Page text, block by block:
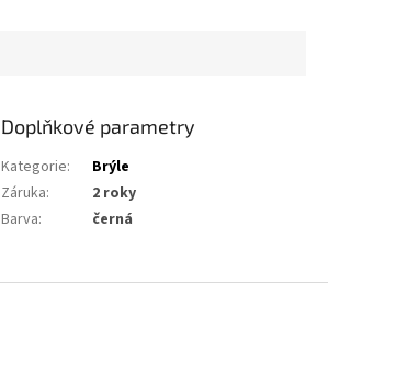
Doplňkové parametry
Kategorie:
Brýle
Záruka:
2 roky
Barva: černá